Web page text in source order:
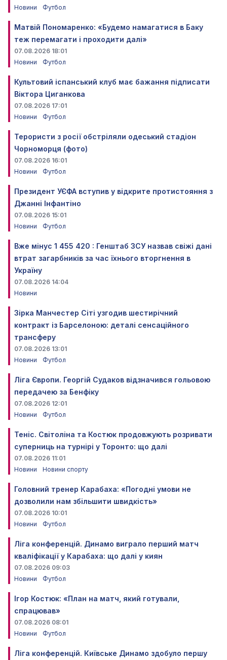
Новини Футбол
Матвій Пономаренко: «Будемо намагатися в Баку
теж перемагати і проходити далі»
07.08.2026 18:01
Новини
Футбол
Культовий іспанський клуб має бажання підписати
Віктора Циганкова
07.08.2026 17:01
Новини
Футбол
Терористи з росії обстріляли одеський стадіон
Чорноморця (фото)
07.08.2026 16:01
Новини
Футбол
Президент УЄФА вступив у відкрите протистояння з
Джанні Інфантіно
07.08.2026 15:01
Новини
Футбол
Вже мінус 1 455 420 : Генштаб ЗСУ назвав свіжі дані
втрат загарбників за час їхнього вторгнення в
Україну
07.08.2026 14:04
Новини
Зірка Манчестер Сіті узгодив шестирічний
контракт із Барселоною: деталі сенсаційного
трансферу
07.08.2026 13:01
Новини
Футбол
Ліга Європи. Георгій Судаков відзначився гольовою
передачею за Бенфіку
07.08.2026 12:01
Новини
Футбол
Теніс. Світоліна та Костюк продовжують розривати
суперниць на турнірі у Торонто: що далі
07.08.2026 11:01
Новини
Новини спорту
Головний тренер Карабаха: «Погодні умови не
дозволили нам збільшити швидкість»
07.08.2026 10:01
Новини
Футбол
Ліга конференцій. Динамо виграло перший матч
кваліфікації у Карабаха: що далі у киян
07.08.2026 09:03
Новини
Футбол
Ігор Костюк: «План на матч, який готували,
спрацював»
07.08.2026 08:01
Новини
Футбол
Ліга конференцій. Київське Динамо здобуло першу